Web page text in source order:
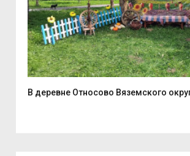
В деревне Относово Вяземского